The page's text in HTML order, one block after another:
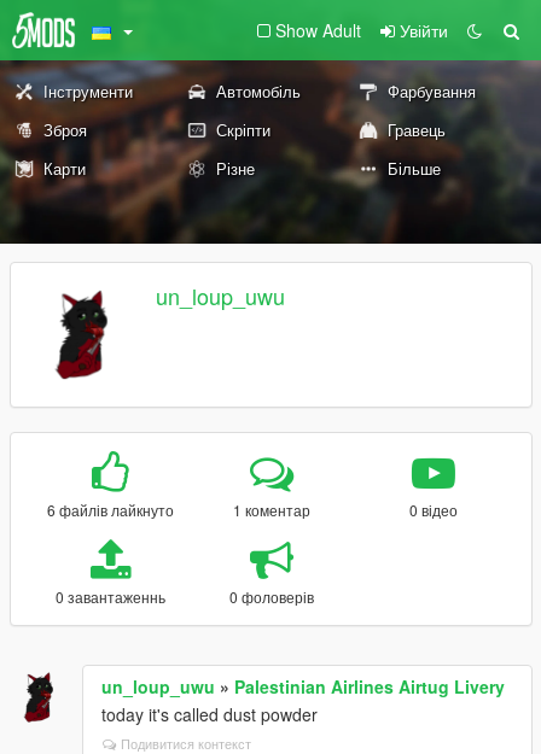
Show Adult Увійти
Інструменти Автомобіль
Фарбування
Зброя
Скріпти
Гравець
Карти
Різне Більше
un_loup_uwu
6 файлів лайкнуто 1 коментар 0 відео
0 завантаженнь 0 фоловерів
un_loup_uwu » Palestinian Airlines Airtug Livery
today it's called dust powder
Подивитися контекст